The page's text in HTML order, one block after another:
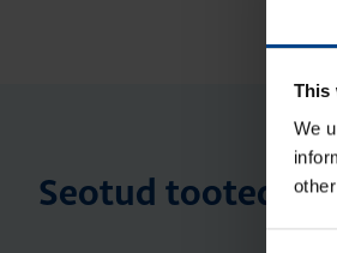
This
We
Seotud tooted